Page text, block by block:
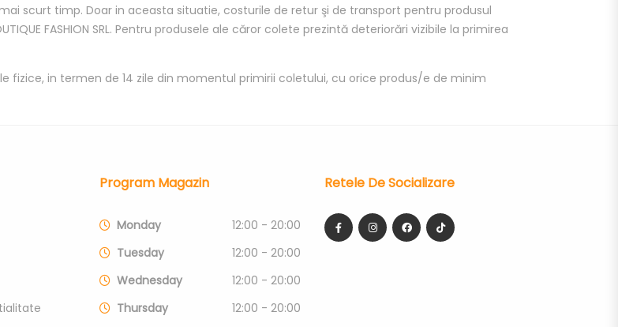
scurt timp. Doar in aceasta situatie, costurile de retur şi de transport pentru produsul
FASHION SRL. Pentru produsele ale căror colete prezintă deteriorări vizibile la primirea
fizice, in termen de 14 zile din momentul primirii coletului, cu orice produs/e de minim
Program Magazin
Monday
12:00 - 20:00
Tuesday
12:00 - 20:00
Wednesday
12:00 - 20:00
Thursday
12:00 - 20:00
Retele De Socializare